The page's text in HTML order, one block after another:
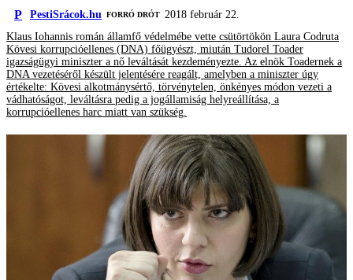
P PestiSrácok.hu FORRÓ DRÓT 2018 február 22.
Klaus Iohannis román államfő védelmébe vette csütörtökön Laura Codruta
Kövesi korrupcióellenes (DNA) főügyészt, miután Tudorel Toader
igazságügyi miniszter a nő leváltását kezdeményezte. Az elnök Toadernek a
DNA vezetéséről készült jelentésére reagált, amelyben a miniszter úgy
értékelte: Kövesi alkotmánysértő, törvénytelen, önkényes módon vezeti a
vádhatóságot, leváltásra pedig a jogállamiság helyreállítása, a
korrupcióellenes harc miatt van szükség.